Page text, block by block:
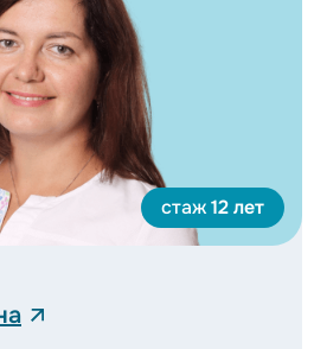
стаж12 лет